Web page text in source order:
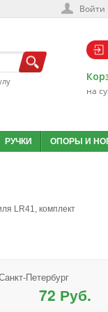
Войти
на
РУЧКИ ОПОРЫ И
LR41, комплект
Петербург
72 Руб.